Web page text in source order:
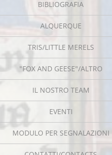
BIBLIOGRAFIA
ALQUERQUE
TRIS/LITTLE MERELS
"FOX AND GEESE"/ALTRO
IL NOSTRO TEAM
EVENTI
MODULO PER SEGNALAZIONI